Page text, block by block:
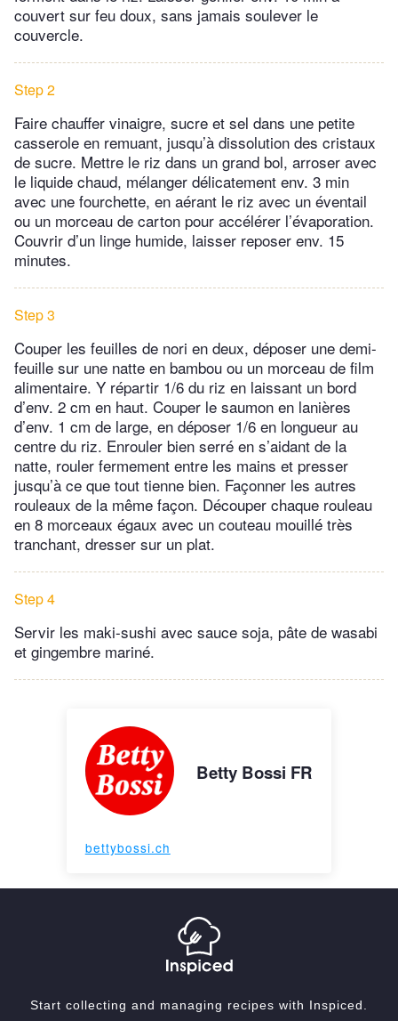
couvert sur feu doux, sans jamais soulever le
couvercle.
Step 2
Faire chauffer vinaigre, sucre et sel dans une petite
casserole en remuant, jusqu’à dissolution des cristaux
de sucre. Mettre le riz dans un grand bol, arroser avec
le liquide chaud, mélanger délicatement env. 3 min
avec une fourchette, en aérant le riz avec un éventail
ou un morceau de carton pour accélérer l’évaporation.
Couvrir d’un linge humide, laisser reposer env. 15
minutes.
Step 3
Couper les feuilles de nori en deux, déposer une demi-
feuille sur une natte en bambou ou un morceau de film
alimentaire. Y répartir 1/6 du riz en laissant un bord
d’env. 2 cm en haut. Couper le saumon en lanières
d’env. 1 cm de large, en déposer 1/6 en longueur au
centre du riz. Enrouler bien serré en s’aidant de la
natte, rouler fermement entre les mains et presser
jusqu’à ce que tout tienne bien. Façonner les autres
rouleaux de la même façon. Découper chaque rouleau
en 8 morceaux égaux avec un couteau mouillé très
tranchant, dresser sur un plat.
Step 4
Servir les maki-sushi avec sauce soja, pâte de wasabi
et gingembre mariné.
Betty Bossi FR
bettybossi.ch
Start collecting and managing recipes with Inspiced.